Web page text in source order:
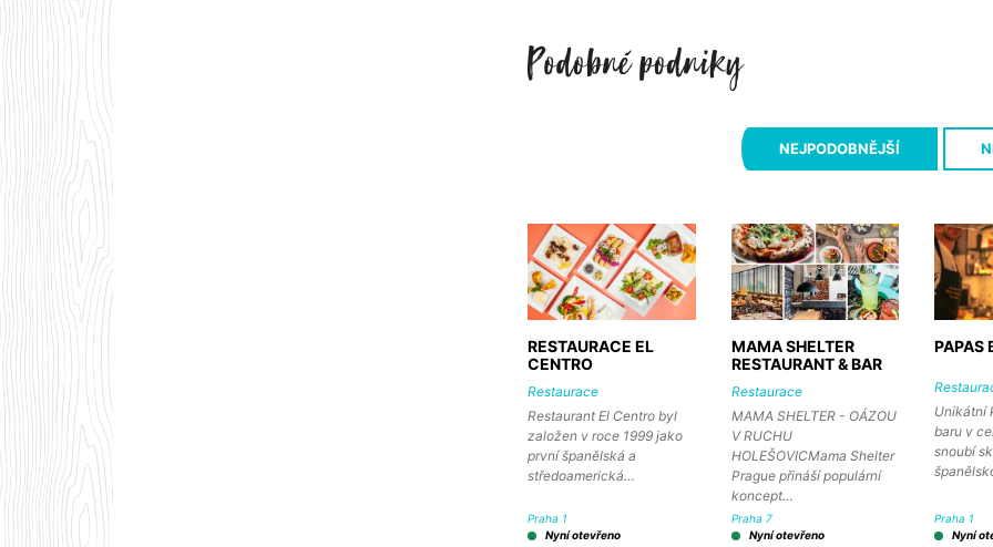
NEJPODOBNĚJŠÍ
RESTAURACE EL
CENTRO
Restaurace
Restaurant El Centro byl
založen v roce 1999 jako
první španělská a
středoamerická…
Praha 1
Nyní otevřeno
MAMA SHELTER
RESTAURANT & BAR
Restaurace
MAMA SHELTER - OÁZOU
V RUCHU
HOLEŠOVICMama Shelter
Prague přináší populární
koncept…
Praha 7
Nyní otevřeno
PAPAS
Unikátní
baru v
snoubí
Praha 1
Nyní